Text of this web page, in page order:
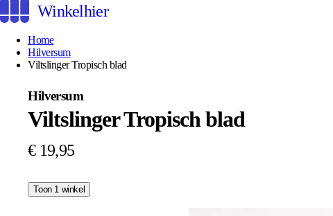
Winkelhier
Home
Hilversum
Viltslinger Tropisch blad
Hilversum
Viltslinger Tropisch blad
€ 19,95
Toon 1 winkel